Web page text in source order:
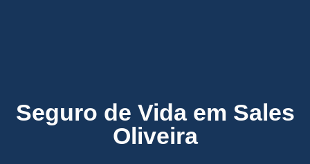
Seguro de Vida em Sales
Oliveira